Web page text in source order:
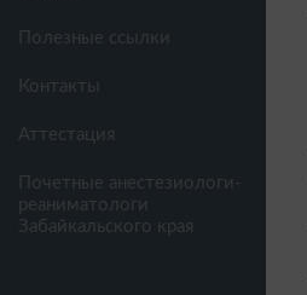
Полезные ссылки
Контакты
Аттестация
Почетные анестезиологи-
реаниматологи
Забайкальского края